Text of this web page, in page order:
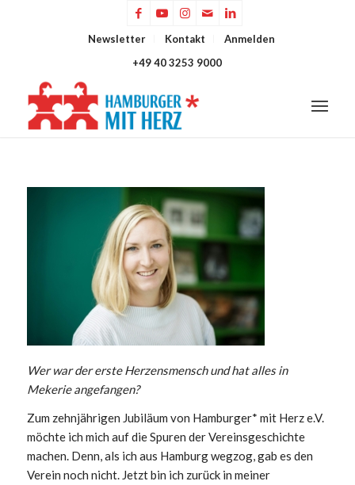
Newsletter Kontakt
Anmelden
+49 40 3253 9000
Wer war der erste Herzensmensch und hat alles in
Mekerie angefangen?
Zum zehnjährigen Jubiläum von Hamburger* mit Herz e.V.
möchte ich mich auf die Spuren der Vereinsgeschichte
machen. Denn, als ich aus Hamburg wegzog, gab es den
Verein noch nicht. Jetzt bin ich zurück in meiner